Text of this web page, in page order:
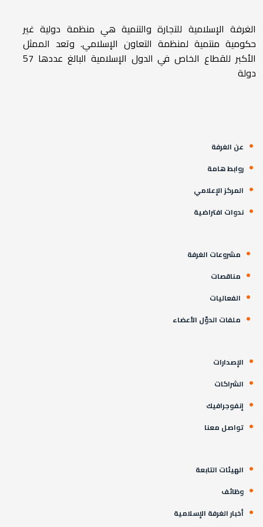
الغرفة الإسلامية للتجارة والتنمية هي منظمة دولية غير
حكومية منتمية لمنظمة التعاون الإسلامي. وتعد الممثل
الأكبر للقطاع الخاص في الدول الإسلامية البالغ عددها 57
دولة
عن الغرفة
روابط هامة
المركز الإعلامي
ندوات افتراضية
مشروعات الغرفة
مناقصات
الفعاليات
ملفات الدوّل الأعضاء
الإصدارات
الشراكات
إنفوجرافيك
تواصل معنا
الهيئات التابعة
وظائف
أخبار الغرفة الإسلامية